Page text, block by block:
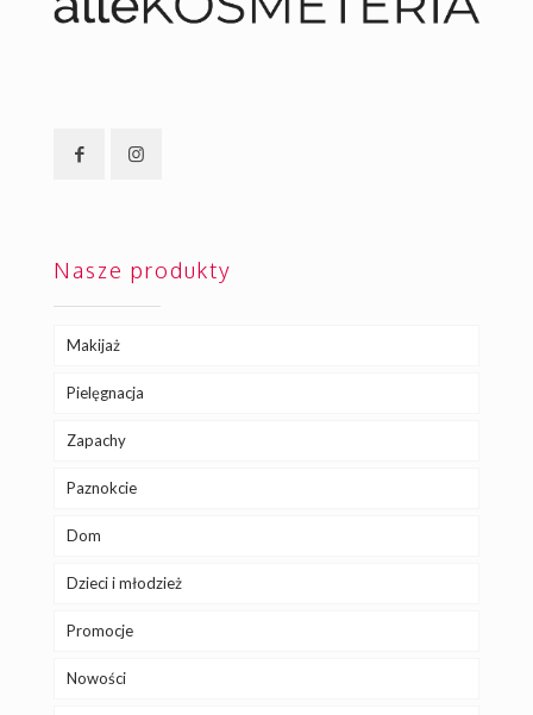
Nasze produkty
Makijaż
Pielęgnacja
Zapachy
Paznokcie
Dom
Dzieci i młodzież
Promocje
Nowości